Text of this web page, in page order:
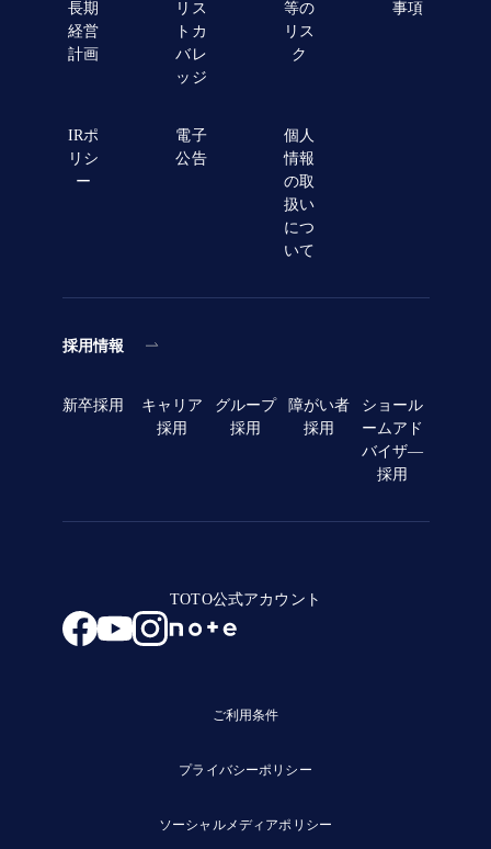
長期
経営
計画
リス
トカ
バレ
ッジ
等の
リス
ク
事項
IRポ
リシ
ー
電子
公告
個人
情報
の取
扱い
につ
いて
採用情報
新卒採用
キャリア
採用
グループ
採用
障がい者
採用
ショール
ームアド
バイザ―
採用
TOTO公式アカウント
ご利用条件
プライバシーポリシー
ソーシャルメディアポリシー